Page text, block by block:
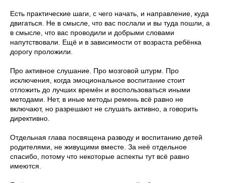
Есть практические шаги, с чего начать, и направление, куда
двигаться. Не в смысле, что вас послали и вы туда пошли, а
в смысле, что вас проводили и добрыми словами
напутствовали. Ещё и в зависимости от возраста ребёнка
дорогу проложили.
Про активное слушание. Про мозговой штурм. Про
исключения, когда эмоциональное воспитание стоит
отложить до лучших времён и воспользоваться иными
методами. Нет, в иные методы ремень всё равно не
включают, но разрешают не слушать активно, а говорить
директивно.
Отдельная глава посвящена разводу и воспитанию детей
родителями, не живущими вместе. За неё отдельное
спасибо, потому что некоторые аспекты тут всё равно
имеются.